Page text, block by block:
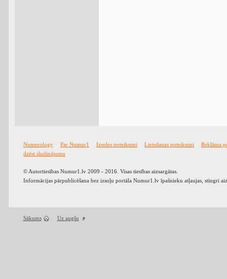
Numerology Par Numur1 Izsoles noteikumi Lietošanas noteikumi
Reklāma
dzēst sludinājumu
© Autortiesības Numur1.lv 2009 - 2016. Visas tiesības aizsargātas.
Informācijas pārpublicēšana bez izsoļu portāla Numur1.lv īpašnieku atļaujas, stingri
Sākums Uz augšu